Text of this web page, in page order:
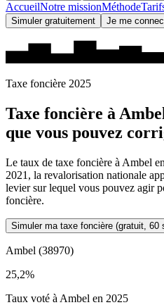
AccueilNotre missionMéthode
Simuler gratuitement Je me
Taxe foncière 2025
Taxe foncière à
que vous pouvez
Le taux de taxe foncière à Ambel
2021, la revalorisation nationale
levier sur lequel vous pouvez agir
foncière.
Simuler ma taxe foncière (gratuit, 60
Ambel (38970)
25,2%
Taux voté à Ambel en 2025